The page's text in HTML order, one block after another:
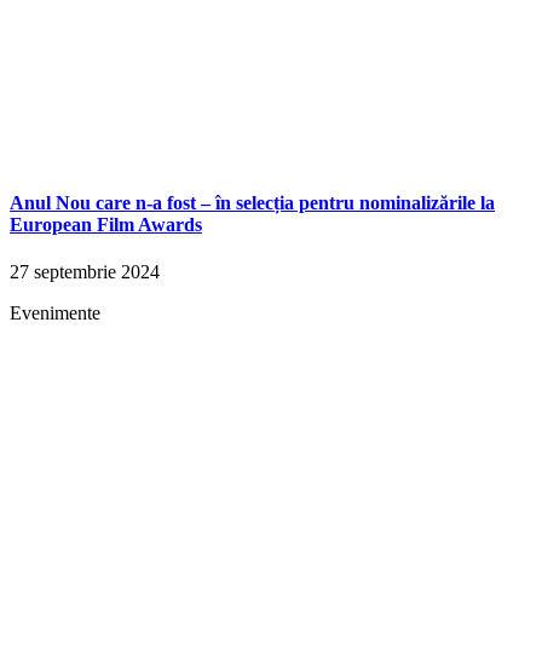
Anul Nou care n-a fost – în selecția pentru nominalizările la
European Film Awards
27 septembrie 2024
Evenimente